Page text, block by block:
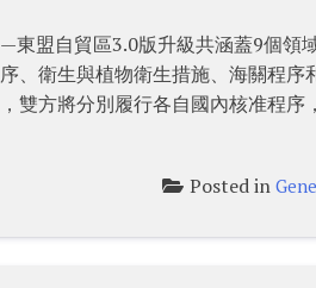
東盟自貿區3.0版升級共涵蓋9個領
、衛生與植物衛生措施、海關程
雙方將分別履行各自國內核准程序
Posted in